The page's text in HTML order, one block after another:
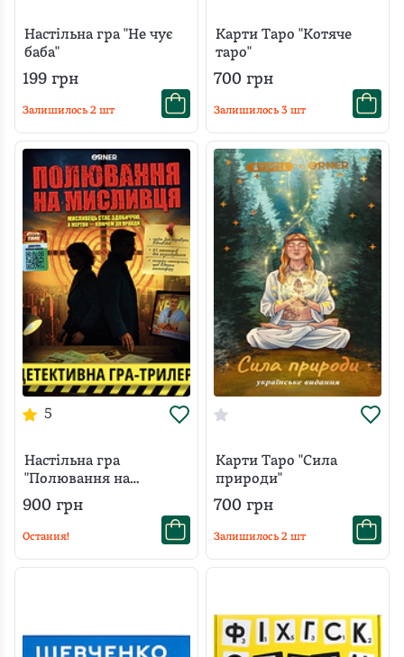
Настільна гра "Не чує
баба"
199 грн
Залишилось 2 шт
Карти Таро "Котяче
таро"
700 грн
Залишилось 3 шт
5
Настільна гра
"Полювання на
мисливця"
900 грн
Остання!
Карти Таро "Сила
природи"
700 грн
Залишилось 2 шт